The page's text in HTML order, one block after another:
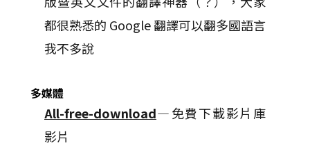
都很熟悉的 Google 翻譯可以翻多國語言
我不多說
多媒體
All-free-download— 免費下載影片庫
影片